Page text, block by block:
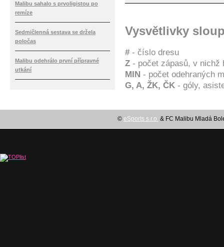
Vysvětlivky
# - číslo dresu
Z - počet zápasů, v nichž
MIN - počet odehraných
G, A, ŽK, ČK - góly,
Malibu sahalo s prvoligistou po
remíze
Sedmičlenná sestava se držela
poločas
Malibu odehrálo první přípravné
utkání
© eSports s.r.o. & FC Malibu Mladá